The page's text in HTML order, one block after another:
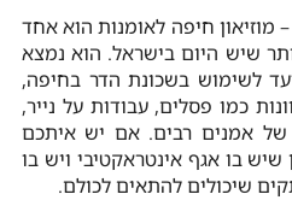
– מוזיאון חיפה לאומנות הוא אחד
שיש היום בישראל. הוא נמצא
לשימוש בשכונת הדר בחיפה,
כמו פסלים, עבודות על נייר,
של אמנים רבים. אם יש איתכם
שיש בו אגף אינטראקטיבי ויש בו
שיכולים להתאים לכולם.